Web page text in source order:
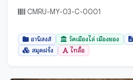
CMRU-MY-03-C-0001
อานิสงส์ วัดเมืองไล่ เมืองยอง
สมุดฝรั่ง
ไทลื้อ